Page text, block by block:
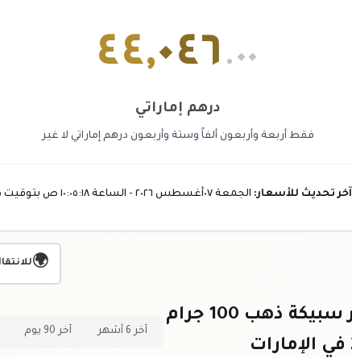
٤٤,٠٤٦ .٠٠
درهم إماراتي
فقط أربعة وأربعون ألفاً وستة وأربعون درهم إماراتي لا غير
آخر تحديث للأسعار: الجمعة ٠٧ أغسطس ٢٠٢٦ - الساعة ١٠:٠٥:١٨ ص بتوقيت
🌍
رسم بياني لسعر سبيكة ذهب 100 جرام
آخر 6 أشهر آخر 90 يوم